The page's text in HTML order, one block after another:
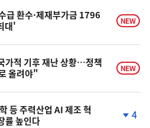
승
급 환수·제재부가금 1796
대'
NEW
가적 기후 재난 상황…정책
올려야"
NEW
등 주력산업 AI 제조 혁
률 높인다
4